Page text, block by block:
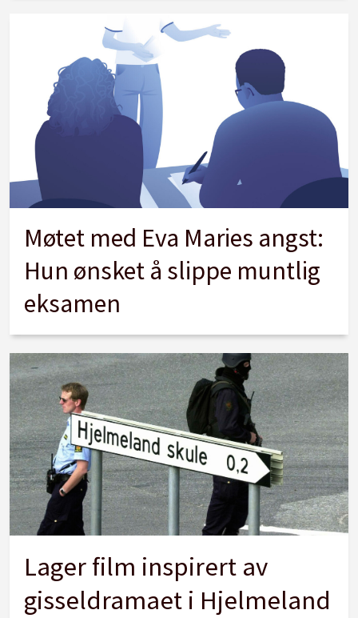
Møtet med Eva Maries angst:
Hun ønsket å slippe muntlig
eksamen
Lager film inspirert av
gisseldramaet i Hjelmeland